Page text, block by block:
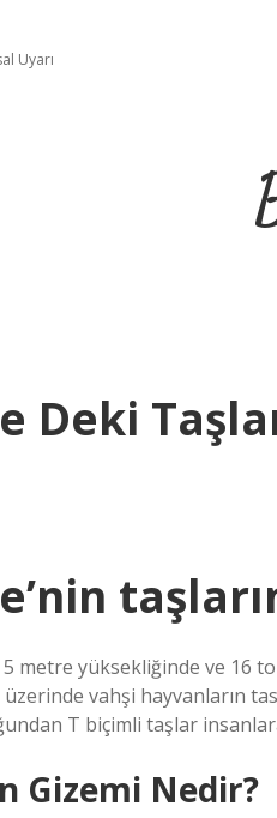
Uyarı
Deki
5 metre yüksekliğinde ve 16
üzerinde vahşi hayvanların
T biçimli taşlar
Gizemi Nedir?